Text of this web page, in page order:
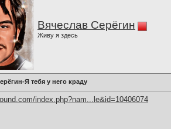
Вячеслав Серёгин
Живу я здесь
Я тебя у него краду
index.php?nam...le&id=10406074